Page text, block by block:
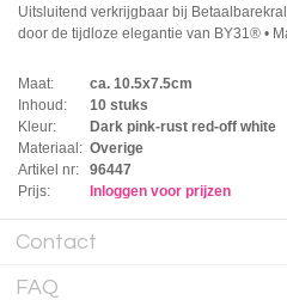
Uitsluitend verkrijgbaar bij
door de tijdloze elegantie van BY31® •
Maat:
ca. 10.5x7.5cm
Inhoud:
10 stuks
Kleur:
Dark pink-rust red-off white
Materiaal: Overige
Artikel nr:
96447
Prijs:
Inloggen voor prijzen
Contact
FAQ